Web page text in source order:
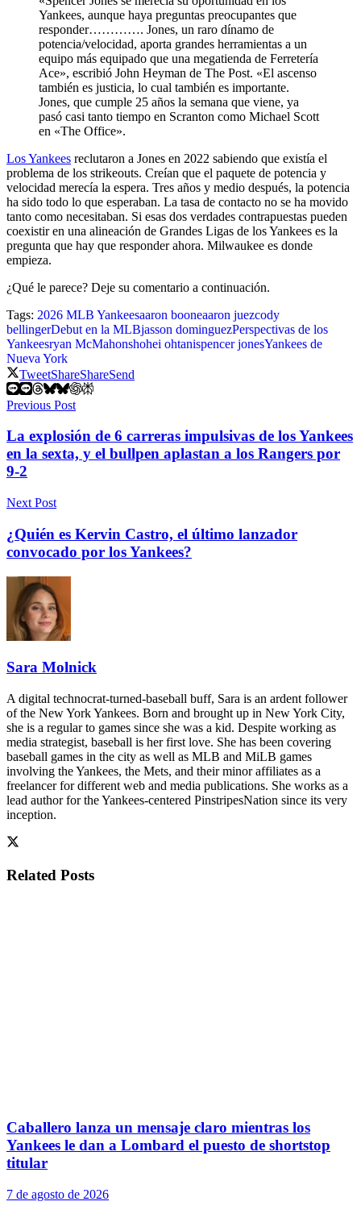
Yankees, aunque haya preguntas preocupantes que
responder…………. Jones, un raro dínamo de
potencia/velocidad, aporta grandes herramientas a un
equipo más equipado que una megatienda de Ferretería
Ace», escribió John Heyman de The Post. «El ascenso
también es justicia, lo cual también es importante.
Jones, que cumple 25 años la semana que viene, ya
pasó casi tanto tiempo en Scranton como Michael Scott
en «The Office».
Los Yankees reclutaron a Jones en 2022 sabiendo que existía el
problema de los strikeouts. Creían que el paquete de potencia y
velocidad merecía la espera. Tres años y medio después, la potencia
ha sido todo lo que esperaban. La tasa de contacto no se ha movido
tanto como necesitaban. Si esas dos verdades contrapuestas pueden
coexistir en una alineación de Grandes Ligas de los Yankees es la
pregunta que hay que responder ahora. Milwaukee es donde
empieza.
¿Qué le parece? Deje su comentario a continuación.
Tags: 2026 MLB Yankeesaaron booneaaron juezcody
bellingerDebut en la MLBjasson dominguezPerspectivas de los
Yankeesryan McMahonshohei ohtanispencer jonesYankees de
Nueva York
TweetShareShareSend
Previous Post
La explosión de 6 carreras impulsivas de los Yankees
en la sexta, y el bullpen aplastan a los Rangers por
9-2
Next Post
¿Quién es Kervin Castro, el último lanzador
convocado por los Yankees?
Sara Molnick
A digital technocrat-turned-baseball buff, Sara is an ardent follower
of the New York Yankees. Born and brought up in New York City,
she is a regular to games since she was a kid. Despite working as
media strategist, baseball is her first love. She has been covering
baseball games in the city as well as MLB and MiLB games
involving the Yankees, the Mets, and their minor affiliates as a
freelancer for different web and media publications. She works as a
lead author for the Yankees-centered PinstripesNation since its very
inception.
Related Posts
Caballero lanza un mensaje claro mientras los
Yankees le dan a Lombard el puesto de shortstop
titular
7 de agosto de 2026